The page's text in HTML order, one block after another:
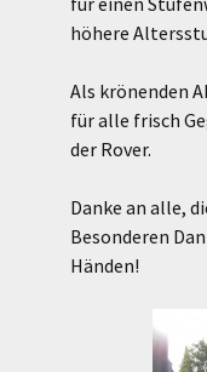
höhere
Als krönenden
für alle frisch
der Rover.
Danke an alle,
Besonderen
Händen!